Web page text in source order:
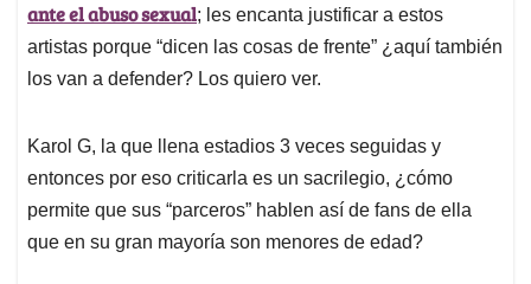
ante el abuso sexual; les encanta justificar a estos
artistas porque “dicen las cosas de frente” ¿aquí también
los van a defender? Los quiero ver.
Karol G, la que llena estadios 3 veces seguidas y
entonces por eso criticarla es un sacrilegio, ¿cómo
permite que sus “parceros” hablen así de fans de ella
que en su gran mayoría son menores de edad?